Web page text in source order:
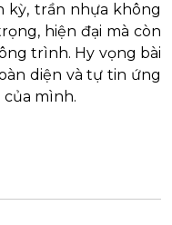
kỳ, trần nhựa không
hiện đại mà còn
trình. Hy vọng bài
diện và tự tin ứng
mình.